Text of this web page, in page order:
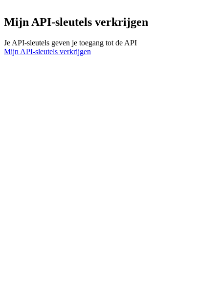
Mijn API-sleutels verkrijgen
Je API-sleutels geven je toegang tot de API
Mijn API-sleutels verkrijgen